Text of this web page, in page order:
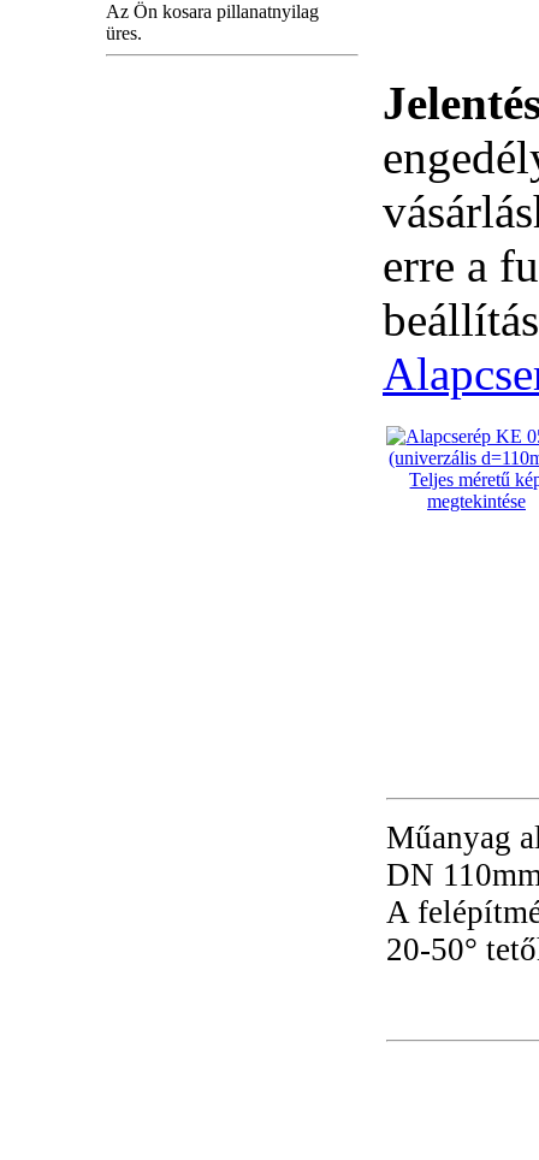
Az Ön kosara pillanatnyilag
üres.
erre a
Teljes méretű
megtekintése
Műanyag
DN
A
20-50°